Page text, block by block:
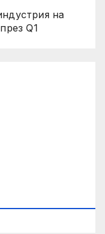
на
Q1